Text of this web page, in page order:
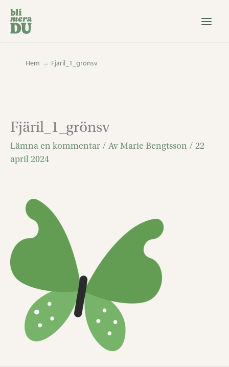
Hoppa
innehåll
Hem Fjäril_1_grönsv
Fjäril_1_grönsv
Lämna en kommentar / AvMarie Bengtsson / 22
april 2024